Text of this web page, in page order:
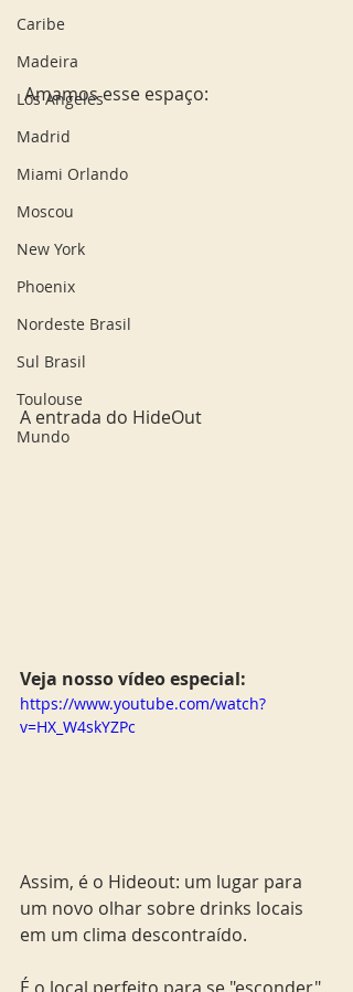
Caribe
Madeira
Los Angeles
Madrid
Miami Orlando
Moscou
New York
Phoenix
Nordeste Brasil
Sul Brasil
Toulouse
Mundo
Amamos esse espaço:
A entrada do HideOut
Veja nosso vídeo especial:
https://www.youtube.com/watch?
v=HX_W4skYZPc
Assim, é o Hideout: um lugar para
um novo olhar sobre drinks locais
em um clima descontraído.